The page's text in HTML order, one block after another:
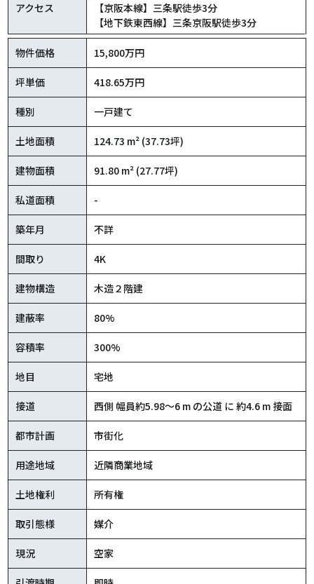
アクセス
【京阪本線】三条駅徒歩3分
【地下鉄東西線】三条京阪駅徒歩3分
物件価格 15,800万円
坪単価 418.65万円
種別 一戸建て
土地面積 124.73 m² (37.73坪)
建物面積 91.80 m² (27.77坪)
私道面積 -
築年月 不詳
間取り 4K
建物構造 木造２階建
建蔽率 80%
容積率 300%
地目 宅地
接道 西側 幅員約5.98〜6 m の公道 に 約4.6 m 接面
都市計画 市街化
用途地域 近隣商業地域
土地権利 所有権
取引態様 媒介
現況 空家